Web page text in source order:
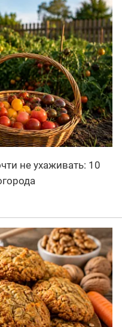
не ухаживать: 10